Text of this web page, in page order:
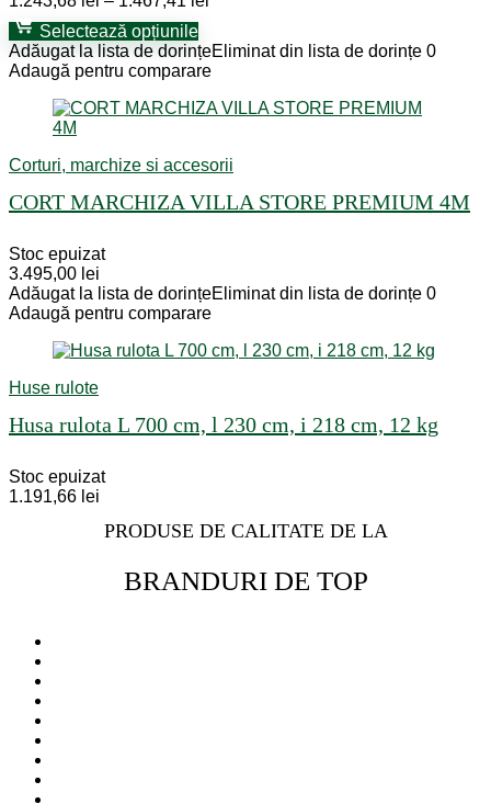
through
1.467,41 lei
Selectează opțiunile
Adăugat la lista de dorințeEliminat din lista de dorințe 0
Adaugă pentru comparare
Corturi, marchize si accesorii
CORT MARCHIZA VILLA STORE PREMIUM 4M
Stoc epuizat
3.495,00 lei
Adăugat la lista de dorințeEliminat din lista de dorințe 0
Adaugă pentru comparare
Huse rulote
Husa rulota L 700 cm, l 230 cm, i 218 cm, 12 kg
Stoc epuizat
1.191,66 lei
PRODUSE DE CALITATE DE LA
BRANDURI DE TOP